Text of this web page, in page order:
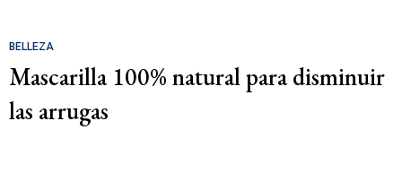
BELLEZA
Mascarilla 100% natural para disminuir
las arrugas